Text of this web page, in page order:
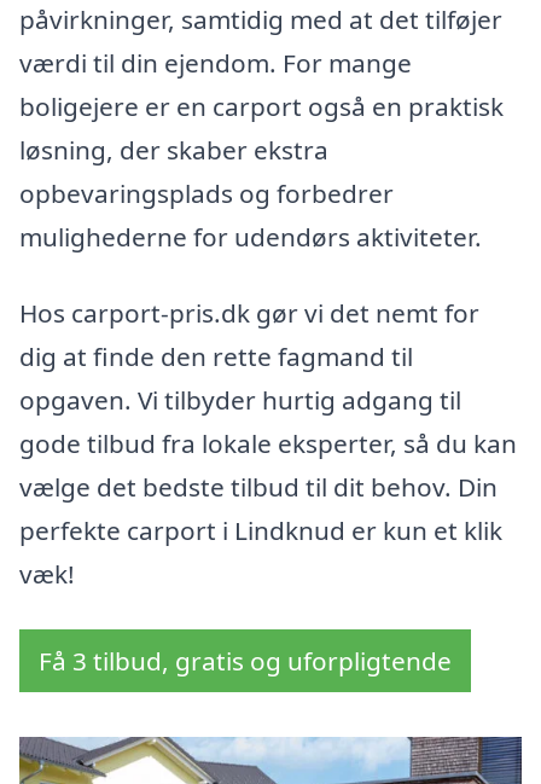
påvirkninger, samtidig med at det tilføjer
værdi til din ejendom. For mange
boligejere er en carport også en praktisk
løsning, der skaber ekstra
opbevaringsplads og forbedrer
mulighederne for udendørs aktiviteter.
Hos carport-pris.dk gør vi det nemt for
dig at finde den rette fagmand til
opgaven. Vi tilbyder hurtig adgang til
gode tilbud fra lokale eksperter, så du kan
vælge det bedste tilbud til dit behov. Din
perfekte carport i Lindknud er kun et klik
væk!
Få 3 tilbud, gratis og uforpligtende